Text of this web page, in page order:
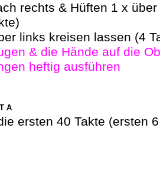
rechts & Hüften 1 x
links kreisen lassen (4
& die Hände auf die
heftig ausführen
A
ersten 40 Takte (ersten